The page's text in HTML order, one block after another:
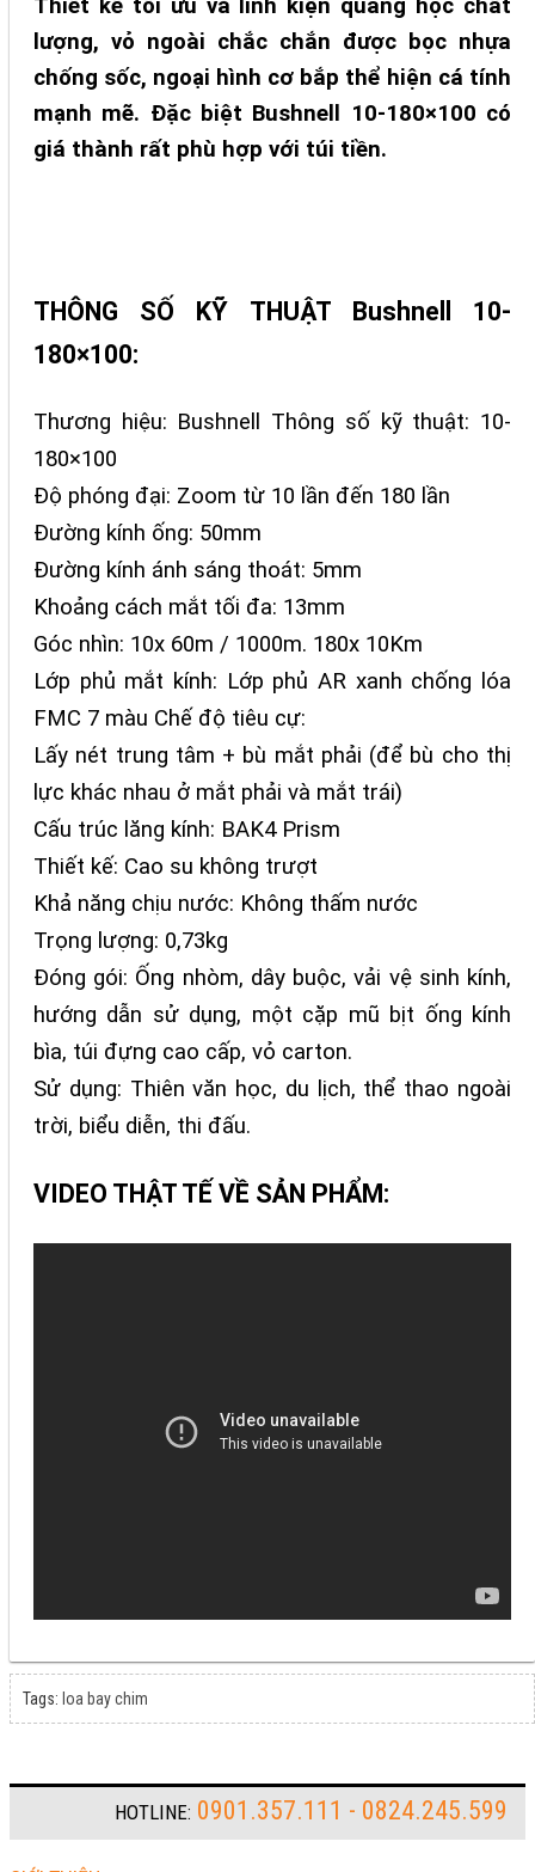
Thiết kế tối ưu và linh kiện quang học chất
lượng, vỏ ngoài chắc chắn được bọc nhựa
chống sốc, ngoại hình cơ bắp thể hiện cá tính
mạnh mẽ. Đặc biệt Bushnell 10-180×100 có
giá thành rất phù hợp với túi tiền.
THÔNG SỐ KỸ THUẬT Bushnell 10-
180×100:
Thương hiệu: Bushnell Thông số kỹ thuật: 10-
180×100
Độ phóng đại: Zoom từ 10 lần đến 180 lần
Đường kính ống: 50mm
Đường kính ánh sáng thoát: 5mm
Khoảng cách mắt tối đa: 13mm
Góc nhìn: 10x 60m / 1000m. 180x 10Km
Lớp phủ mắt kính: Lớp phủ AR xanh chống lóa
FMC 7 màu Chế độ tiêu cự:
Lấy nét trung tâm + bù mắt phải (để bù cho thị
lực khác nhau ở mắt phải và mắt trái)
Cấu trúc lăng kính: BAK4 Prism
Thiết kế: Cao su không trượt
Khả năng chịu nước: Không thấm nước
Trọng lượng: 0,73kg
Đóng gói: Ống nhòm, dây buộc, vải vệ sinh kính,
hướng dẫn sử dụng, một cặp mũ bịt ống kính
bìa, túi đựng cao cấp, vỏ carton.
Sử dụng: Thiên văn học, du lịch, thể thao ngoài
trời, biểu diễn, thi đấu.
VIDEO THẬT TẾ VỀ SẢN PHẨM:
Tags: loa bay chim
HOTLINE: 0901.357.111 - 0824.245.599